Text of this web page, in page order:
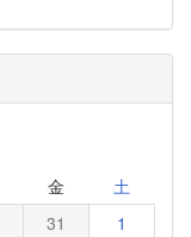
金 土
31 1